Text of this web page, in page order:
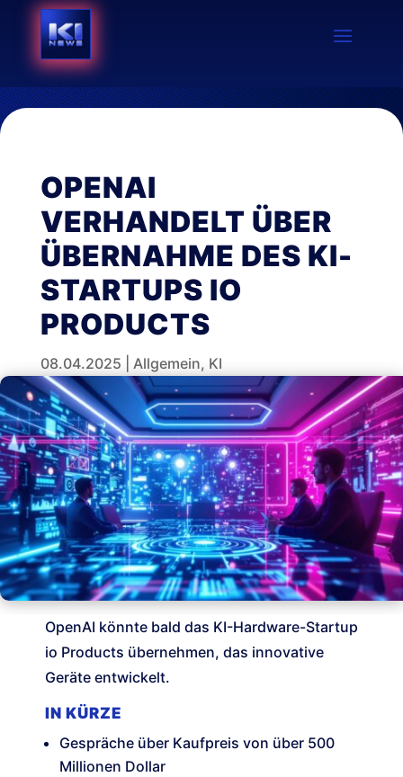
OPENAI
VERHANDELT ÜBER
ÜBERNAHME DES KI-
STARTUPS IO
PRODUCTS
08.04.2025 Allgemein, KI
OpenAI könnte bald das KI-Hardware-Startup
io Products übernehmen, das innovative
Geräte entwickelt.
IN KÜRZE
Gespräche über Kaufpreis von über 500
Millionen Dollar